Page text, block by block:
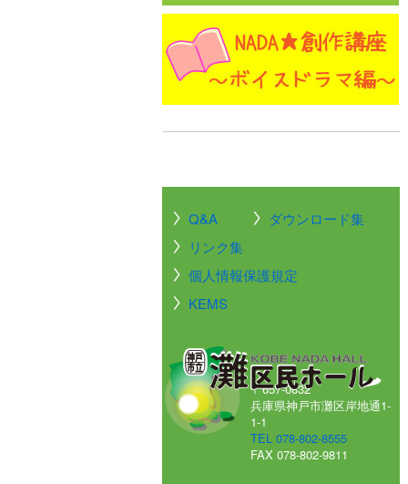
Q&A
ダウンロード集
リンク集
個人情報保護規定
KEMS
〒657-0832
兵庫県神戸市灘区岸地通1-
1-1
TEL 078-802-8555
FAX 078-802-9811